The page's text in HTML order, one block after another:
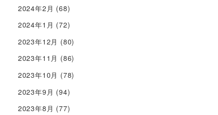
2024年2月 (68)
2024年1月 (72)
2023年12月 (80)
2023年11月 (86)
2023年10月 (78)
2023年9月 (94)
2023年8月 (77)